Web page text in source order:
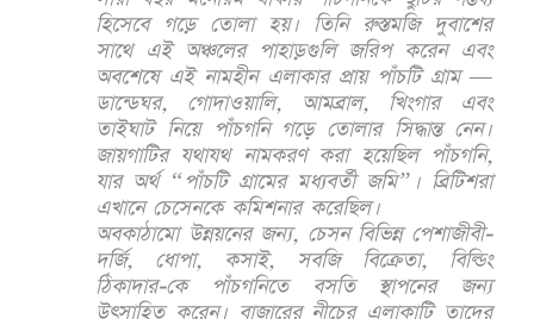
হিসেবে গড়ে তোলা হয়। তিনি রুস্তমজি দুবাশের
সাথে এই অঞ্চলের পাহাড়গুলি জরিপ করেন এবং
অবশেষে এই নামহীন এলাকার প্রায় পাঁচটি গ্রাম —
ডান্ডেঘর, গোদাওয়ালি, আমব্রাল, খিংগার এবং
তাইঘাট নিয়ে পাঁচগনি গড়ে তোলার সিদ্ধান্ত নেন।
জায়গাটির যথাযথ নামকরণ করা হয়েছিল পাঁচগনি,
যার অর্থ “পাঁচটি গ্রামের মধ্যবর্তী জমি”। ব্রিটিশরা
এখানে চেসেনকে কমিশনার করেছিল।
অবকাঠামো উন্নয়নের জন্য, চেসন বিভিন্ন পেশাজীবী-
দর্জি, ধোপা, কসাই, সবজি বিক্রেতা, বিল্ডিং
ঠিকাদার-কে পাঁচগনিতে বসতি স্থাপনের জন্য
উৎসাহিত করেন। বাজারের নীচের এলাকাটি তাদের